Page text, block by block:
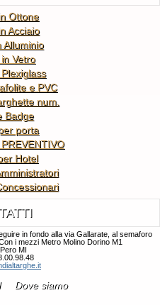
Ottone
Acciaio
Alluminio
Vetro
e PVC
num.
Badge
porta
Hotel
in fondo alla via Gallarate, al semaforo
i mezzi Metro Molino Dorino M1
MI
Dove siamo